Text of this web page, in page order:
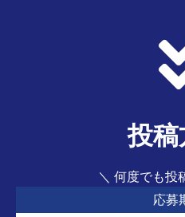
投
＼ 何度でも投
応募